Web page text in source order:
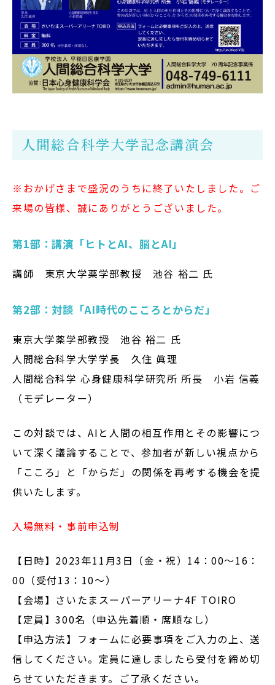
人間総合科学大学記念講演会
※おかげさまで盛況のうちに終了いたしました。ご
来場の皆様、誠にありがとうございました。
第1部：講演「ヒトとAI、脳とAI」
講師 東京大学薬学部教授 池谷 裕二 氏
第2部：対談「AI時代のこころとからだ」
東京大学薬学部教授 池谷 裕二 氏
人間総合科学大学学長 久住 眞理
人間総合科学 心身健康科学研究所 所長 小岩 信義
（モデレーター）
この対談では、AIと人間の相互作用とその影響につ
いて深く議論することで、参加者が新しい視点から
「こころ」と「からだ」の関係を再考する機会を提
供いたします。
入場無料・事前申込制
【日時】2023年11月3日（金・祝）14：00〜16：
00（受付13：10〜）
【会場】さいたまスーパーアリーナ4F TOIRO
【定員】300名（申込先着順・席順なし）
【申込方法】フォームに必要事項をご入力の上、送
信してください。定員に達しましたら受付を締め切
らせていただきます。ご了承ください。